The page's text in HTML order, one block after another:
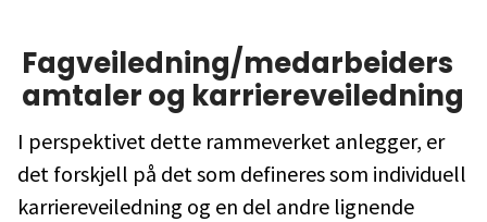
Fagveiledning/medarbeiders
amtaler og karriereveiledning
I perspektivet dette rammeverket anlegger, er
det forskjell på det som defineres som individuell
karriereveiledning og en del andre lignende